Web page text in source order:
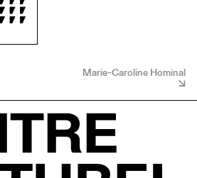
Marie-Caroline Hominal